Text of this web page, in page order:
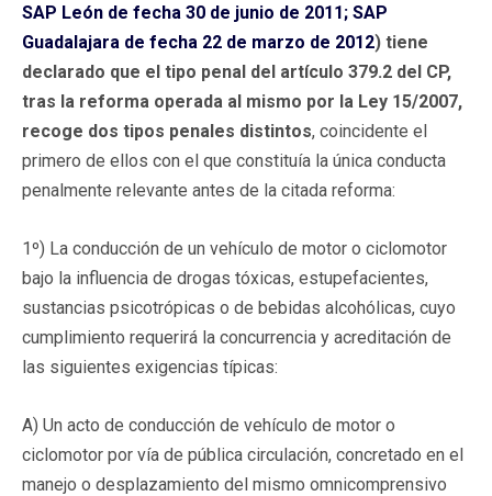
SAP León de fecha 30 de junio de 2011; SAP
Guadalajara de fecha 22 de marzo de 2012) tiene
declarado que el tipo penal del artículo 379.2 del CP,
tras la reforma operada al mismo por la Ley 15/2007,
recoge dos tipos penales distintos, coincidente el
primero de ellos con el que constituía la única conducta
penalmente relevante antes de la citada reforma:
1º) La conducción de un vehículo de motor o ciclomotor
bajo la influencia de drogas tóxicas, estupefacientes,
sustancias psicotrópicas o de bebidas alcohólicas, cuyo
cumplimiento requerirá la concurrencia y acreditación de
las siguientes exigencias típicas:
A) Un acto de conducción de vehículo de motor o
ciclomotor por vía de pública circulación, concretado en el
manejo o desplazamiento del mismo omnicomprensivo